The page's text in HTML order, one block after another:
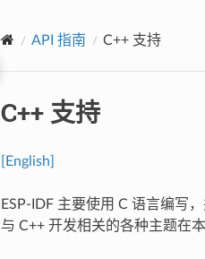
API 指南 C++ 支持
C++ 支持
[English]
ESP-IDF 主要使用 C 语言编写
与 C++ 开发相关的各种主题在